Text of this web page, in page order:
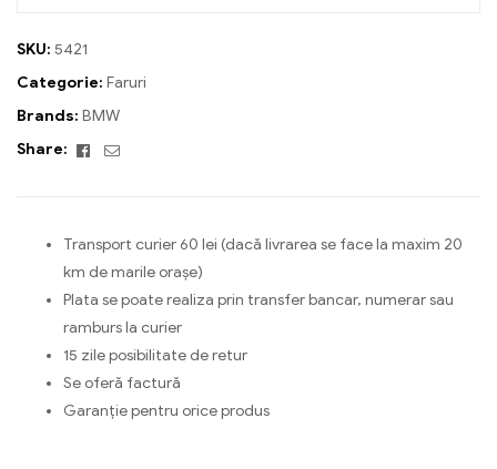
SKU: 5421
Categorie: Faruri
Brands: BMW
Share:
Facebook
Email
Transport curier 60 lei (dacă livrarea se face la maxim 20
km de marile orașe)
Plata se poate realiza prin transfer bancar, numerar sau
ramburs la curier
15 zile posibilitate de retur
Se oferă factură
Garanție pentru orice produs